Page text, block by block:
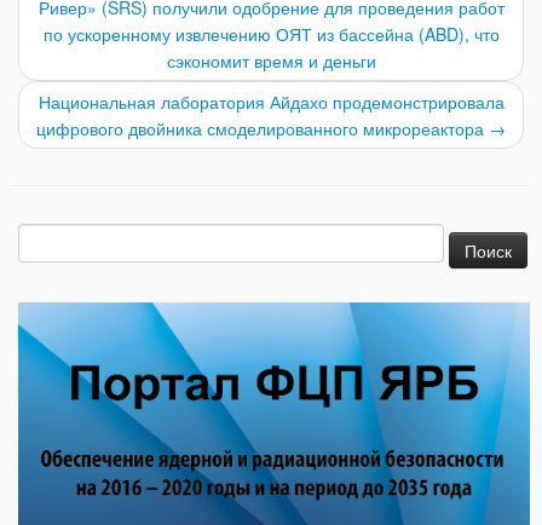
Ривер» (SRS) получили одобрение для проведения работ
по ускоренному извлечению ОЯТ из бассейна (ABD), что
сэкономит время и деньги
Национальная лаборатория Айдахо продемонстрировала
цифрового двойника смоделированного микрореактора →